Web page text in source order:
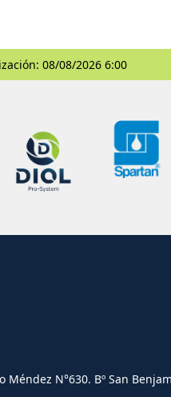
08/08/2026 6:00
N°630. Bº San